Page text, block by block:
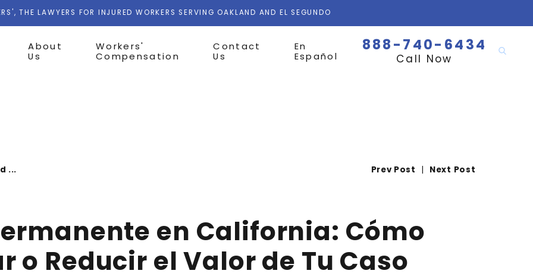
THE LAWYERS FOR INJURED WORKERS SERVING OAKLAND AND EL SEGUNDO
About
Us
Workers'
Compensation
Contact
Us
En
Español
888-740-6434
Call Now
... Prev Post | Next Post
en California: Cómo
o Reducir el Valor de Tu Caso